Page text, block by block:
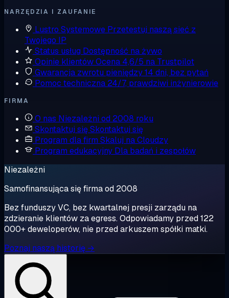
NARZĘDZIA I ZAUFANIE
Lustro Systemowe Przetestuj naszą sieć z
Twojego IP
Status usług Dostępność na żywo
Opinie klientówOcena 4,6/5 na Trustpilot
Gwarancja zwrotu pieniędzy14 dni, bez pytań
Pomoc techniczna 24/7, prawdziwi inżynierowie
FIRMA
O nas Niezależni od 2008 roku
Skontaktuj sięSkontaktuj się
Program dla firm Skaluj na Cloudzy
Program edukacyjny Dla badań i zespołów
Niezależni
Samofinansująca się firma od 2008
Bez funduszy VC, bez kwartalnej presji zarządu na
zdzieranie klientów za egress. Odpowiadamy przed 122
000+ deweloperów, nie przed arkuszem spółki matki.
Poznaj naszą historię →